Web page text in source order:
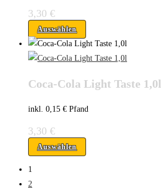
3,30 €
Auswählen
Coca-Cola Light Taste 1,0l
inkl. 0,15 € Pfand
3,30 €
Auswählen
1
2